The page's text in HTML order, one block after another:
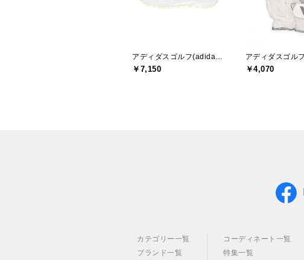
￥7,150 ￥4,070
カテゴリー一覧
ブランド一覧
コーディネート一覧
特集一覧